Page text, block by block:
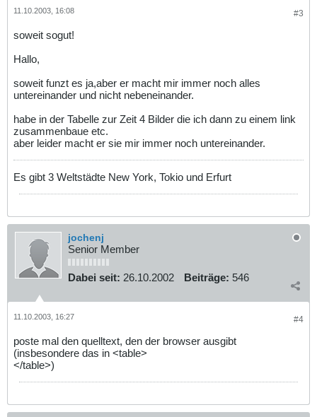
#3
11.10.2003, 16:08
soweit sogut!
Hallo,
soweit funzt es ja,aber er macht mir immer noch alles
untereinander und nicht nebeneinander.
habe in der Tabelle zur Zeit 4 Bilder die ich dann zu einem link
zusammenbaue etc.
aber leider macht er sie mir immer noch untereinander.
Es gibt 3 Weltstädte New York, Tokio und Erfurt
jochenj
Senior Member
Dabei seit: 26.10.2002 Beiträge: 546
#4
11.10.2003, 16:27
poste mal den quelltext, den der browser ausgibt
(insbesondere das in <table>
</table>)